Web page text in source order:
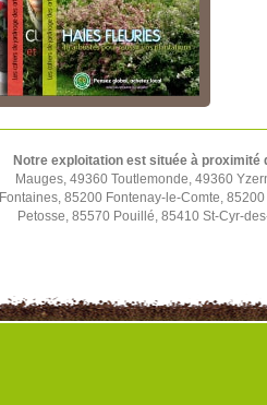
Notre exploitation est située à proximité
Mauges, 49360 Toutlemonde, 49360
Fontaines, 85200 Fontenay-le-Comte,
Petosse, 85570 Pouillé, 85410 St-Cyr-